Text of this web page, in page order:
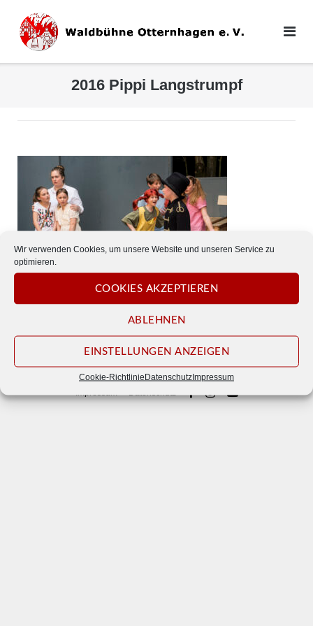
Wir verwenden Cookies, um unsere Website und unseren Service zu
optimieren.
COOKIES AKZEPTIEREN
ABLEHNEN
EINSTELLUNGEN ANZEIGEN
Cookie-RichtlinieDatenschutzImpressum
Inhalt
2016 Pippi Langstrumpf
© 2026Waldbühne Otternhagen e. V.